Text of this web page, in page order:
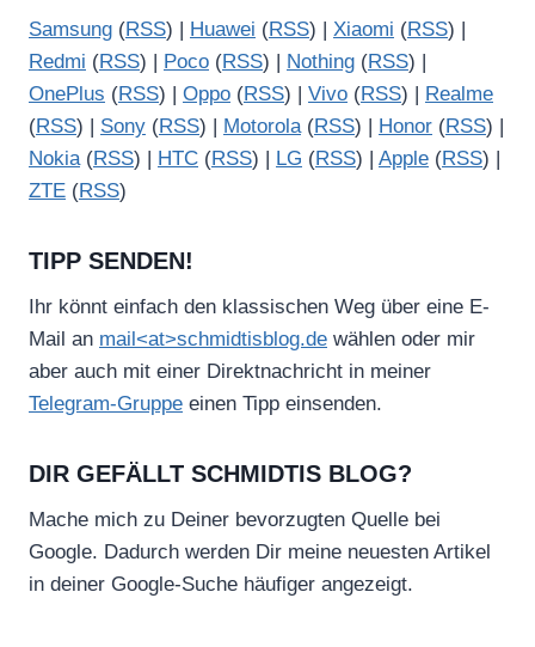
Samsung (RSS) | Huawei (RSS) | Xiaomi (RSS) |
Redmi (RSS) | Poco (RSS) | Nothing (RSS) |
OnePlus (RSS) | Oppo (RSS) | Vivo (RSS) |
Realme
(RSS) | Sony (RSS) | Motorola(RSS) | Honor (RSS) |
Nokia(RSS) | HTC (RSS) | LG (RSS) | Apple (RSS) |
ZTE (RSS)
TIPP SENDEN!
Ihr könnt einfach den klassischen Weg über eine E-
Mail an mail<at>schmidtisblog.de wählen oder mir
aber auch mit einer Direktnachricht in meiner
Telegram-Gruppe einen Tipp einsenden.
DIR GEFÄLLT SCHMIDTIS BLOG?
Mache mich zu Deiner bevorzugten Quelle bei
Google. Dadurch werden Dir meine neuesten Artikel
in deiner Google-Suche häufiger angezeigt.